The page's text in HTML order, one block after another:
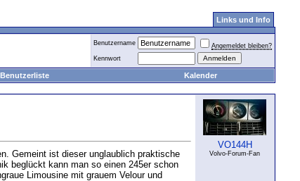
Links und Info
Benutzername
Angemeldet bleiben?
Kennwort
Benutzerliste Kalender
Gemeint ist dieser unglaublich praktische
beglückt kann man so einen 245er schon
Limousine mit grauem Velour und
VO144H
Volvo-Forum-Fan